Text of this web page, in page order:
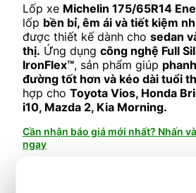
Lốp xe Michelin 175/65R14
lốp bền bỉ, êm ái và tiết kiệm
được thiết kế dành cho sedan
thị. Ứng dụng công nghệ Full
IronFlex™, sản phẩm giúp
đường tốt hơn và kéo dài tuổi
hợp cho Toyota Vios, Honda
i10, Mazda 2, Kia Morning.
Cần nhận báo giá mới nhất? Nhấn
ngay